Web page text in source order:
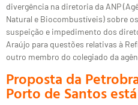
divergência na diretoria da ANP
Natural e Biocombustíveis) sobre
suspeição e impedimento dos
Araújo para questões relativas à
outro membro do colegiado da
Proposta da
Porto de Santos